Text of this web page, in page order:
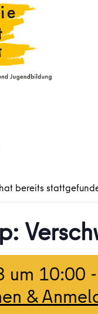
bereits
um 10:00 -
&